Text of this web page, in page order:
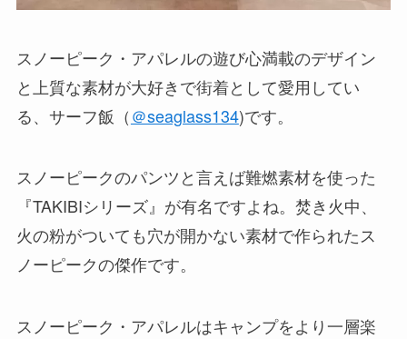
スノーピーク・アパレルの遊び心満載のデザイン
と上質な素材が大好きで街着として愛用してい
る、サーフ飯（＠seaglass134)です。
スノーピークのパンツと言えば難燃素材を使った
『TAKIBIシリーズ』が有名ですよね。焚き火中、
火の粉がついても穴が開かない素材で作られたス
ノーピークの傑作です。
スノーピーク・アパレルはキャンプをより一層楽